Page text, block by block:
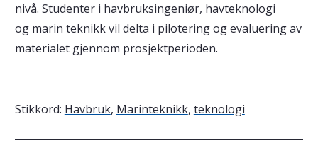
nivå. Studenter i havbruksingeniør, havteknologi
og marin teknikk vil delta i pilotering og evaluering av
materialet gjennom prosjektperioden.
Stikkord: Havbruk, Marinteknikk, teknologi